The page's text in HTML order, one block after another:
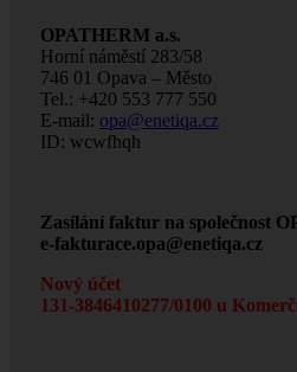
OPATHERM a.s.
Horní náměstí 283/58
746 01 Opava – Město
Tel.: +420 553 777 550
E-mail: opa@enetiqa.cz
ID: wcwfhqh
Zasílání faktur na společnost
e-fakturace.opa@enetiqa.cz
Nový účet
131-3846410277/0100 u